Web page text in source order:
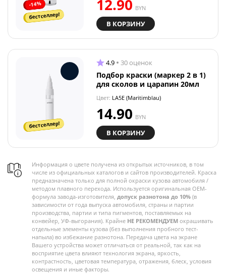
-14%
бестселлер!
12.90 BYN
В КОРЗИНУ
бестселлер!
4.9 30 оценок
Подбор краски (маркер 2 в 1)
для сколов и царапин 20мл
Цвет: LA5E (Maritimblau)
14.90 BYN
В КОРЗИНУ
Информация о цвете получена из открытых источников, в том
числе из официальных каталогов и сайтов производителей. Краска
предназначена только для полной окраски кузова автомобиля /
методом плавного перехода. Используется оригинальная OEM-
формула завода-изготовителя, допуск разнотона до 10% (в
зависимости от года выпуска автомобиля, страны и партии
производства, партии и типа пигментов, поставляемых на
конвейер, УФ-выгорания). Крайне НЕ РЕКОМЕНДУЕМ окрашивать
отдельные элементы кузова (без выполнения пробного тест-
напыла) во избежание разнотона. Передача цвета на экране
Вашего устройства может отличаться от реальной, так как на
восприятие цвета влияют технология экрана, яркость,
контрастность, цветовая температура, отражения, блеск, условия
освещения и иные факторы.